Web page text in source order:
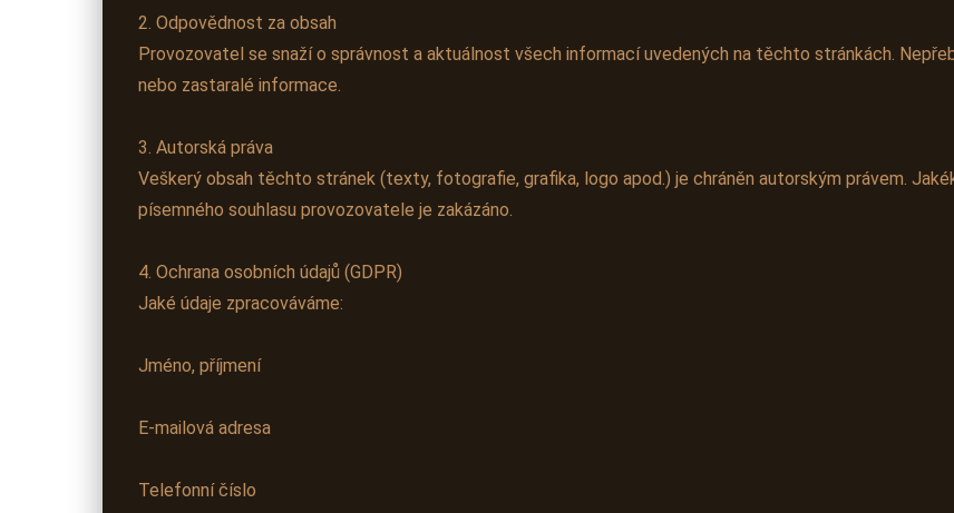
2. Odpovědnost za obsah
Provozovatel se snaží o správnost a aktuálnost všech informací uvedených na těchto stránkách.
nebo zastaralé informace.
3. Autorská práva
Veškerý obsah těchto stránek (texty, fotografie, grafika, logo apod.) je chráněn autorským právem.
písemného souhlasu provozovatele je zakázáno.
4. Ochrana osobních údajů (GDPR)
Jaké údaje zpracováváme:
Jméno, příjmení
E-mailová adresa
Telefonní číslo